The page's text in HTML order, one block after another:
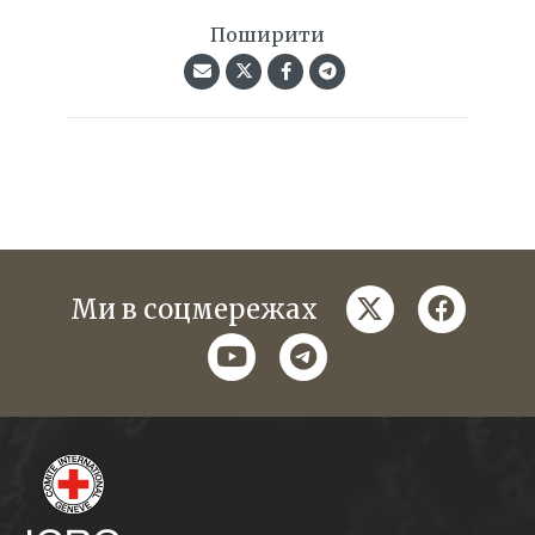
Поширити
Ми в соцмережах twitter
youtubetelegram